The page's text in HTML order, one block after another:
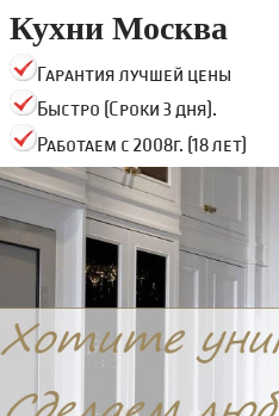
Кухни Москва
Гарантия лучшей цены
Быстро (Сроки 3 дня).
Работаем с 2008г. (18 лет)